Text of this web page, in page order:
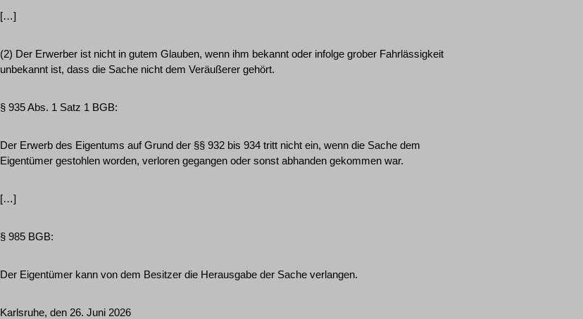
[…]
(2) Der Erwerber ist nicht in gutem Glauben, wenn ihm bekannt oder infolge grober Fahrlässigkeit
unbekannt ist, dass die Sache nicht dem Veräußerer gehört.
§ 935 Abs. 1 Satz 1 BGB:
Der Erwerb des Eigentums auf Grund der §§ 932 bis 934 tritt nicht ein, wenn die Sache dem
Eigentümer gestohlen worden, verloren gegangen oder sonst abhanden gekommen war.
[…]
§ 985 BGB:
Der Eigentümer kann von dem Besitzer die Herausgabe der Sache verlangen.
Karlsruhe, den 26. Juni 2026